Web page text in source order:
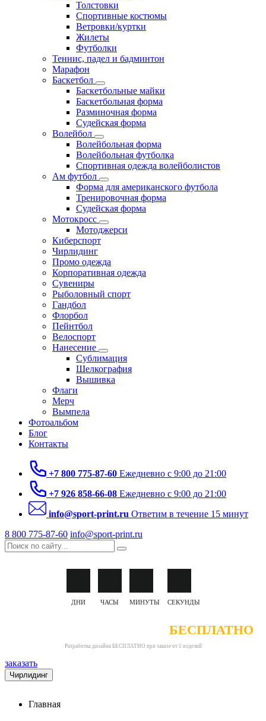
Толстовки
Спортивные костюмы
Ветровки/куртки
Жилеты
Футболки
Теннис, падел и бадминтон
Марафон
Баскетбол
Баскетбольные майки
Баскетбольная форма
Разминочная форма
Судейская форма
Волейбол
Волейбольная форма
Волейбольная футболка
Спортивная одежда волейболистов
Ам футбол
Форма для американского футбола
Тренировочная форма
Судейская форма
Мотокросс
Мотоджерси
Киберспорт
Чирлидинг
Промо одежда
Корпоративная одежда
Сувениры
Рыболовный спорт
Гандбол
Флорбол
Пейнтбол
Велоспорт
Нанесение
Сублимация
Шелкография
Вышивка
Флаги
Мерч
Вымпела
Фотоальбом
Блог
Контакты
+7 800 775-87-60 Ежедневно с 9:00 до 21:00
+7 926 858-66-08 Ежедневно с 9:00 до 21:00
info@sport-print.ru Ответим в течение 15 минут
8 800 775-87-60 info@sport-print.ru
ДНИ ЧАСЫ МИНУТЫ СЕКУНДЫ
БЕСПЛАТНО
Разработка дизайна БЕСПЛАТНО при заказе от 5 изделий
заказать
Чирлидинг
Главная